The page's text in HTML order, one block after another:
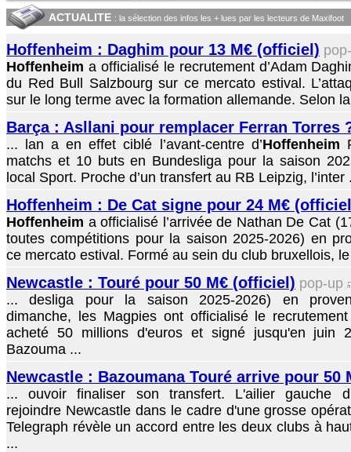
ACTUALITE : la sélection des infos les + lues par les lecteurs de Maxifoot
Hoffenheim : Daghim pour 13 M€ (officiel)
Hoffenheim a officialisé le recrutement d’Adam
du Red Bull Salzbourg sur ce mercato estival.
sur le long terme avec la formation allemande. Selon
Barça : Asllani pour remplacer Ferran Torres
... lan a en effet ciblé l’avant-centre d’Hoffenheim
matchs et 10 buts en Bundesliga pour la saison
local Sport. Proche d’un transfert au RB Leipzig, l’inter
Hoffenheim : De Cat signe pour 24 M€
Hoffenheim a officialisé l’arrivée de Nathan De Cat
toutes compétitions pour la saison 2025-2026) en
ce mercato estival. Formé au sein du club bruxellois,
Newcastle : Touré pour 50 M€ (officiel) pop-up
... desliga pour la saison 2025-2026) en
dimanche, les Magpies ont officialisé le
acheté 50 millions d'euros et signé jusqu'en juin
Bazouma ...
Newcastle : Bazoumana Touré arrive pour 50
... ouvoir finaliser son transfert. L'ailier gauche
rejoindre Newcastle dans le cadre d'une grosse
Telegraph révèle un accord entre les deux clubs à
...